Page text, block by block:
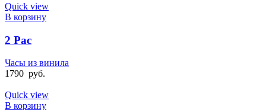
Quick view
В корзину
2 Pac
Часы из винила
1790 руб.
Quick view
В корзину